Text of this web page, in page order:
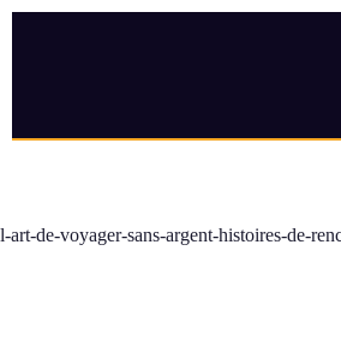
l-art-de-voyager-sans-argent-histoires-de-